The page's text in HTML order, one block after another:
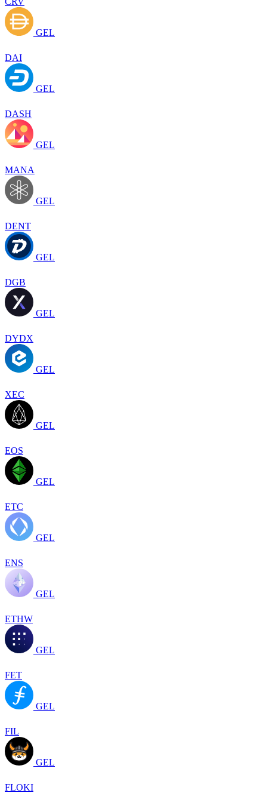
GEL
DAI
GEL
DASH
GEL
MANA
GEL
DENT
GEL
DGB
GEL
DYDX
GEL
XEC
GEL
EOS
GEL
ETC
GEL
ENS
GEL
ETHW
GEL
FET
GEL
FIL
GEL
FLOKI